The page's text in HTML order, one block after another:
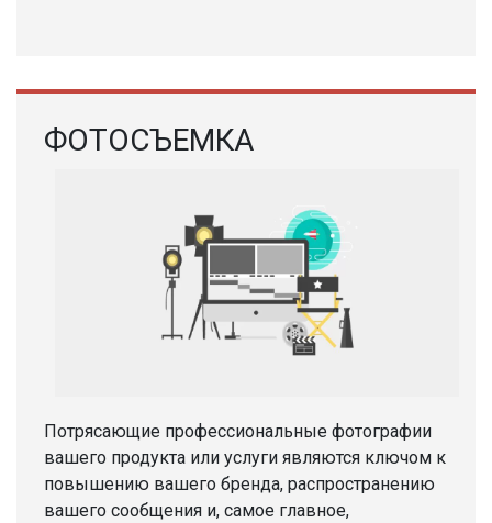
ФОТОСЪЕМКА
Потрясающие профессиональные фотографии
вашего продукта или услуги являются ключом к
повышению вашего бренда, распространению
вашего сообщения и, самое главное,